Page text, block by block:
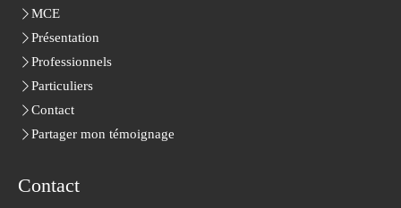
MCE
Présentation
Professionnels
Particuliers
Contact
Partager mon témoignage
Contact